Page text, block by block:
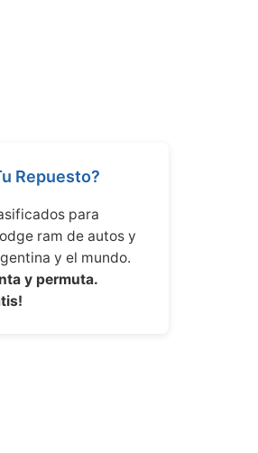
Repuesto?
para
ram de autos y
y el mundo.
y permuta.